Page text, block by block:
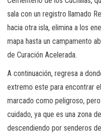
sala con un registro llamado
hacia otra isla, elimina a los
mapa hasta un campamento
de Curación Acelerada.
A continuación, regresa a
extremo este para encontrar
marcado como peligroso,
cuidado, ya que es una zona
descendiendo por senderos